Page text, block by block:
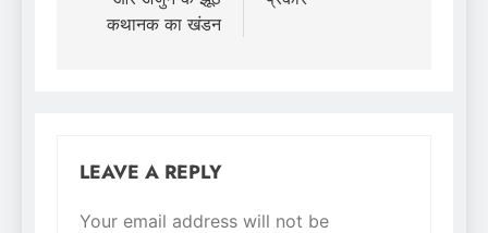
कथानक का खंडन
LEAVE A REPLY
Your email address will not be
Alternative: